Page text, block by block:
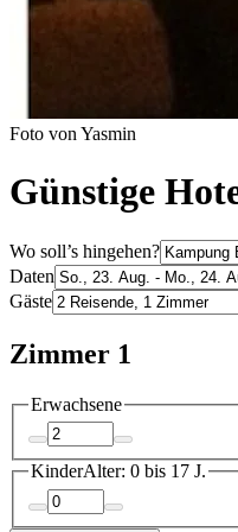
Foto von Yasmin
Günstige
Wo soll’s hingehen?
Daten
Gäste
Zimmer 1
Erwachsene
KinderAlter: 0 bis 17 J.